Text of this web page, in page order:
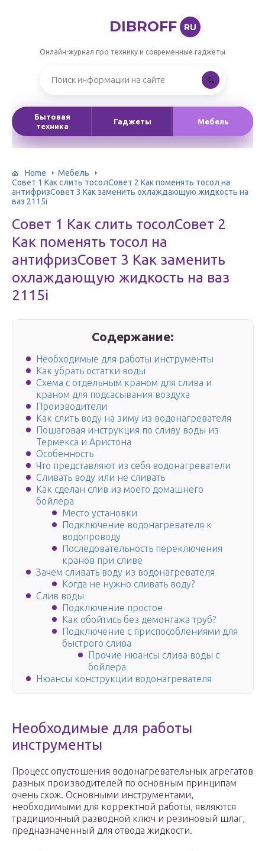
DIBROFF RU
Онлайн-журнал про технику и современные гаджеты
Бытовая
техника
Гаджеты Мебель
Home
Мебель
Совет 1 Как слить тосолСовет 2 Как поменять тосол на
антифризСовет 3 Как заменить охлаждающую жидкость на
ваз 2115i
Совет 1 Как слить тосолСовет 2
Как поменять тосол на
антифризСовет 3 Как заменить
охлаждающую жидкость на ваз
2115i
Содержание:
Необходимые для работы инструменты
Как убрать остатки воды
Схема с отдельным краном для слива и
краном для подсасывания воздуха
Производители
Как слить воду на зиму из водонагревателя
Пошаговая инструкция по сливу воды из
Термекса и Аристона
Особенность
Что представляют из себя водонагреватели
Сливать воду или не сливать
Как сделан слив из моего домашнего
бойлера
Место установки
Подключение водонагревателя к
водопроводу
Последовательность переключения
кранов при сливе
Зачем сливать воду из водонагревателя
Когда не нужно сливать воду?
Слив воды
Подключение простое
Как обойтись без демонтажа труб?
Подключение с приспособлениями для
быстрого слива
Прочие нюансы слива воды с
бойлера
Нюансы конструкции водонагревателя
Необходимые для работы
инструменты
Процесс опустошения водонагревательных агрегатов
разных производителей по основным принципам
очень схож. Основными инструментами,
необходимыми для корректной работы, являются
традиционный разводной ключ и резиновый шлаг,
предназначенный для отвода жидкости.